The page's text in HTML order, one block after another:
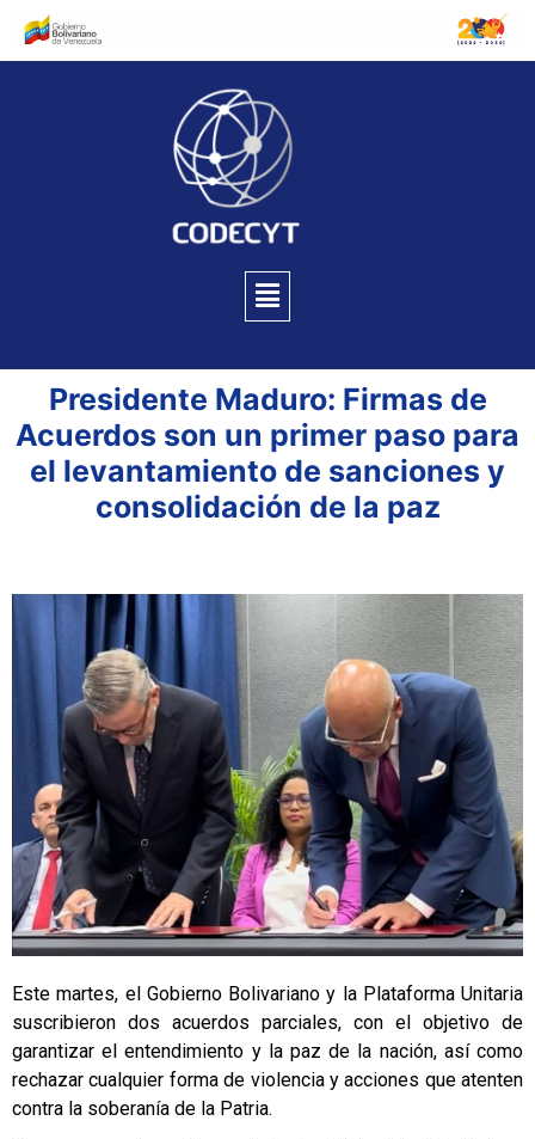
Presidente Maduro: Firmas de
Acuerdos son un primer paso para
el levantamiento de sanciones y
consolidación de la paz
Este martes, el Gobierno Bolivariano y la Plataforma Unitaria
suscribieron dos acuerdos parciales, con el objetivo de
garantizar el entendimiento y la paz de la nación, así como
rechazar cualquier forma de violencia y acciones que atenten
contra la soberanía de la Patria.